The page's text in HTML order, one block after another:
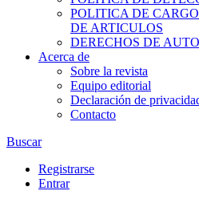
POLITICA DE
DE ARTICULOS
DERECHOS DE
Acerca de
Sobre la revista
Equipo editorial
Declaración de
Contacto
Buscar
Registrarse
Entrar